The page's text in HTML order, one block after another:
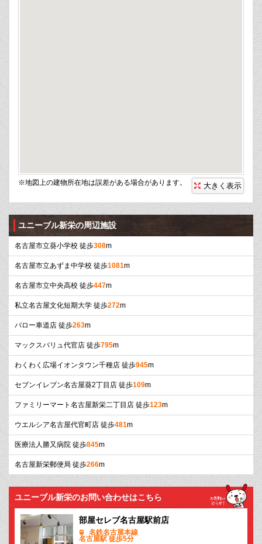
※地図上の建物所在地は誤差がある場合があります。 大きく表示
ユニーブル新栄の周辺施設
名古屋市立葵小学校 徒歩308m
名古屋市立あずま中学校 徒歩1081m
名古屋市立中央高校 徒歩447m
私立名古屋文化短期大学 徒歩272m
バロー車道店 徒歩263m
マックスバリュ代官店 徒歩795m
わくわく広場イオンタウン千種店 徒歩945m
セブンイレブン名古屋葵2丁目店 徒歩109m
ファミリーマート名古屋新栄二丁目店 徒歩123m
ウエルシア名古屋代官町店 徒歩481m
医療法人勝又病院 徒歩845m
名古屋新栄郵便局 徒歩266m
ユニーブル新栄のお問い合わせはこちら
部屋セレブ名古屋駅前店
名鉄名古屋本線
名古屋駅 徒歩5分